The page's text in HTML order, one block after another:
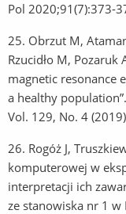
Pol 2020;91(7):373-
25. Obrzut M,
Rzucidło M,
magnetic resonance
a healthy
Vol. 129, No. 4
26. Rogóż J,
komputerowej w
interpretacji ich
ze stanowiska nr 1 w